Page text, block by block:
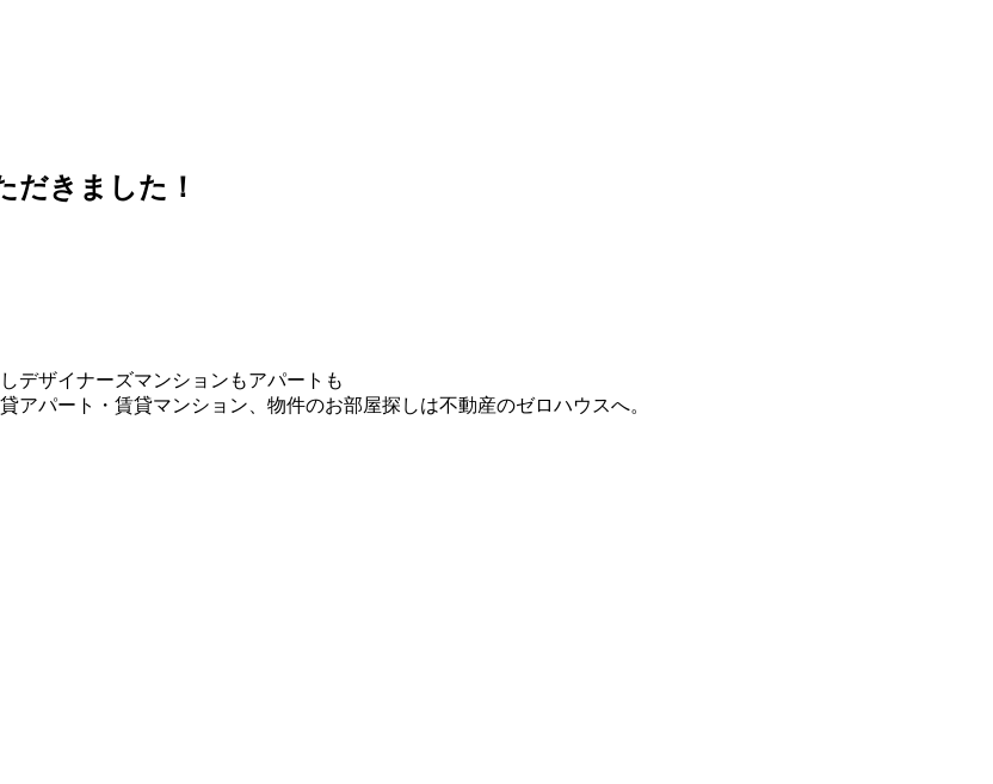
だきました！
デザイナーズマンションもアパートも
パート・賃貸マンション、物件のお部屋探しは不動産のゼロハウスへ。